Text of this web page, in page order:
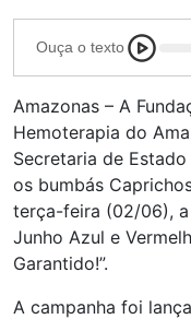
Ouça o texto
Amazonas – A
Hemoterapia do
Secretaria de
os bumbás
terça-feira (02/06),
Junho Azul e
Garantido!”.
A campanha foi